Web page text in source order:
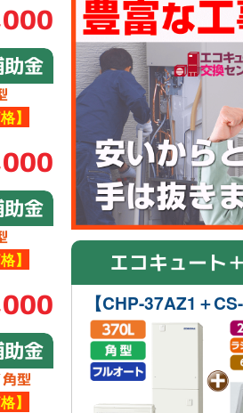
金
】
金
】
金
型
】
エコキュート
【CHP-37AZ1＋